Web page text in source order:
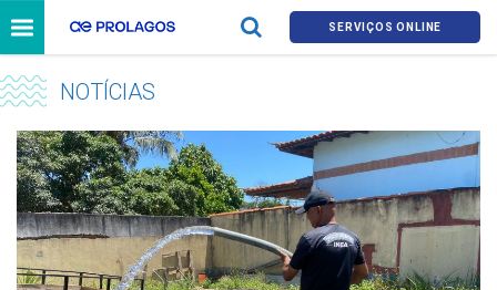
SERVIÇOS ONLINE
NOTÍCIAS